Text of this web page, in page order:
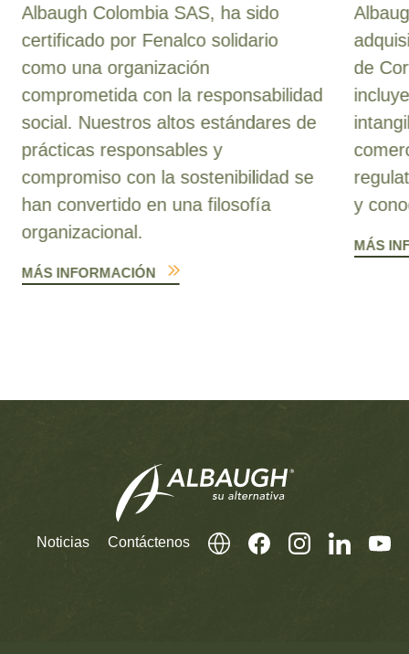
Albaugh Colombia SAS, ha sido
certificado por Fenalco solidario
como una organización
comprometida con la responsabilidad
social. Nuestros altos estándares de
prácticas responsables y
compromiso con la sostenibilidad se
han convertido en una filosofía
organizacional.
MÁS INFORMACIÓN
de
y
MÁS
Noticias Contáctenos